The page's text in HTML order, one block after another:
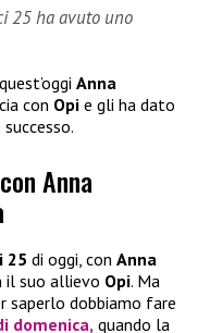
25 ha avuto uno
quest’oggi Anna
con Opi e gli ha dato
Anna
25 di oggi, con Anna
il suo allievo Opi. Ma
saperlo dobbiamo fare
domenica, quando la